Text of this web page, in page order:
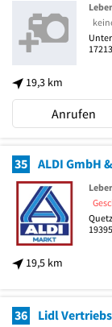
19,3 km
17213
Anrufen
35 ALDI GmbH
19,5 km
19395
36 Lidl